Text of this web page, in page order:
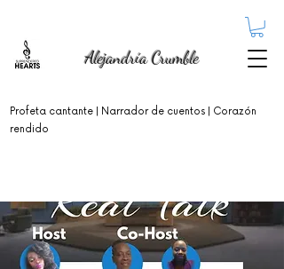
Alejandría Crumble
Profeta cantante
| Narrador de cuentos | Corazón
rendido